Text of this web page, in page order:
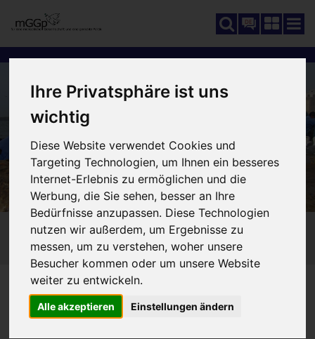
Ihre Privatsphäre ist uns
wichtig
Diese Website verwendet Cookies und
Targeting Technologien, um Ihnen ein besseres
Internet-Erlebnis zu ermöglichen und die
Werbung, die Sie sehen, besser an Ihre
Bedürfnisse anzupassen. Diese Technologien
nutzen wir außerdem, um Ergebnisse zu
messen, um zu verstehen, woher unsere
Besucher kommen oder um unsere Website
weiter zu entwickeln.
Alle akzeptieren Einstellungen ändern
DE
SIE SIND HIER: SCHUTZ UND FÖRDERUNG
160_KINDERSCHUTZ-/FÖRDERUNG
164_KINDERBETREUUNG